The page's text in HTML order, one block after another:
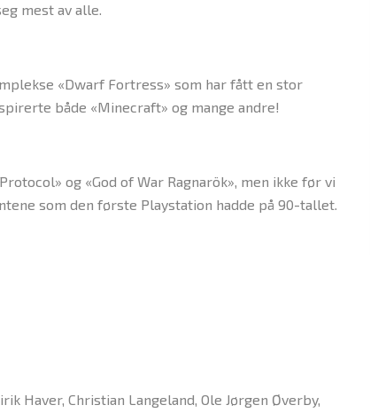
mest av alle.
«Dwarf Fortress» som har fått en stor
både «Minecraft» og mange andre!
og «God of War Ragnarök», men ikke før vi
som den første Playstation hadde på 90-tallet.
Haver, Christian Langeland, Ole Jørgen Øverby,